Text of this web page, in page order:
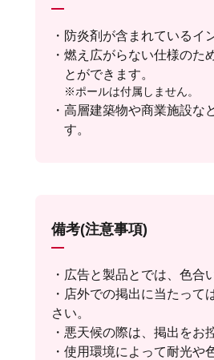
防炎剤が含まれているイ
燃え広がらない仕様のた
とができます。
※ポールは付属しません。
高層建築物や商業施設な
す。
備考(注意事項)
・広告と製品とでは、色
・店外での掲出に当たっ
さい。
・悪天候の際は、掲出をお
・使用環境によって耐光